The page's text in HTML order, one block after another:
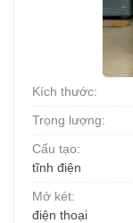
Kích thước:
Trọng lượng:
Cấu tạo:
tĩnh điện
Mở két:
điện thoại